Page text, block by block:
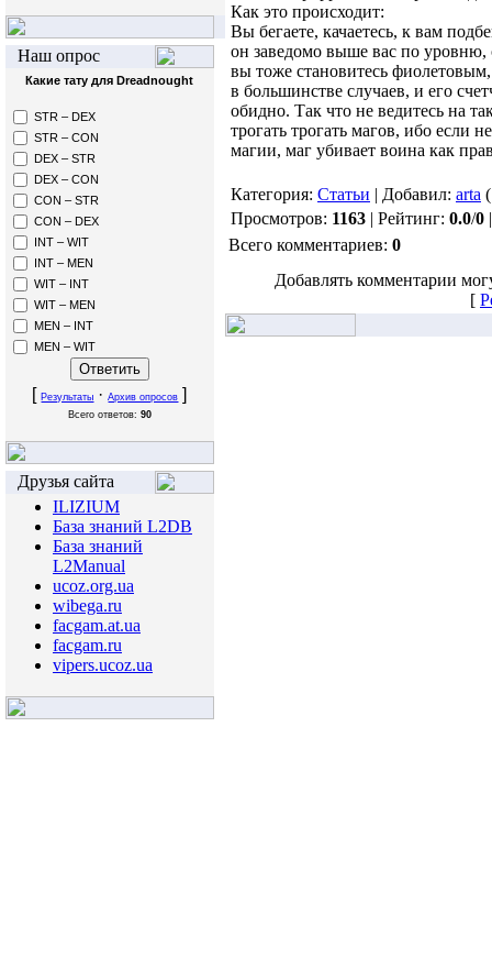
Наш опрос
Какие тату для Dreadnought
STR – DEX
STR – CON
DEX – STR
DEX – CON
CON – STR
CON – DEX
INT – WIT
INT – MEN
WIT – INT
WIT – MEN
MEN – INT
MEN – WIT
[Результаты ·Архив опросов ]
Всего ответов: 90
Друзья сайта
ILIZIUM
База знаний L2DB
База знаний
L2Manual
ucoz.org.ua
wibega.ru
facgam.at.ua
facgam.ru
vipers.ucoz.ua
Как это происходит:
Вы бегаете, качаетесь, к вам
он заведомо выше вас по уровню,
вы тоже становитесь
в большинстве случаев, и его
обидно. Так что не ведитесь на
трогать трогать магов, ибо если
магии, маг убивает воина как
Категория: Статьи | Добавил: arta
Просмотров: 1163 | Рейтинг: 0.0/0
Всего комментариев: 0
Добавлять комментарии
[